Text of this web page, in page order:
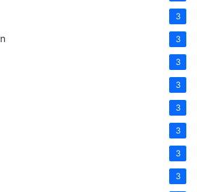
3
3
3
3
3
3
3
3